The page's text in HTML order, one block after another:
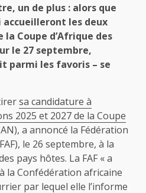
un de plus : alors que
accueilleront les deux
Coupe d’Afrique des
le 27 septembre,
parmi les favoris – se
sa candidature à
2025 et 2027 de la Coupe
a annoncé la Fédération
le 26 septembre, à la
pays hôtes. La FAF « a
la Confédération africaine
par lequel elle l’informe